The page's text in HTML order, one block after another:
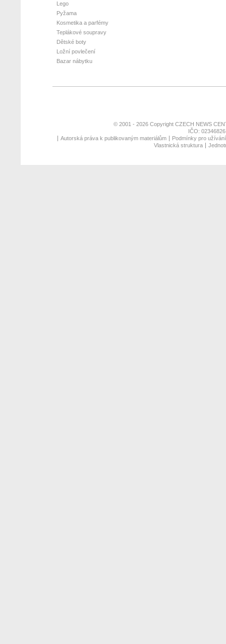
Lego
Pyžama
Kosmetika a parfémy
Teplákové soupravy
Dětské boty
Ložní povlečení
Bazar nábytku
© 2001 - 2026 Copyright CZECH NEWS
IČO:
Autorská práva k publikovaným materiálům
Podmínky pro
Vlastnická struktura